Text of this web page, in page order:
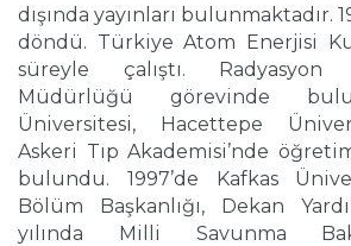
dışında yayınları bulunmaktadır.
döndü. Türkiye Atom Enerjisi
süreyle çalıştı.
Müdürlüğü görevinde
Üniversitesi, Hacettepe
Askeri Tıp Akademisi’nde
bulundu. 1997’de Kafkas
Bölüm Başkanlığı, Dekan
yılında Milli Savunma